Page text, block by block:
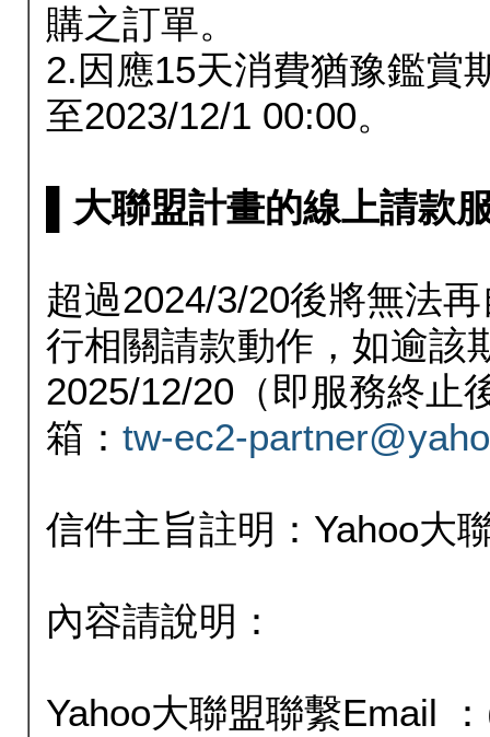
購之訂單。
2.因應15天消費猶豫鑑賞
至2023/12/1 00:00。
▌大聯盟計畫的線上請款
超過2024/3/20後將無法
行相關請款動作，如逾該
2025/12/20（即服務終止
箱： tw-ec2-
信件主旨註明：Yahoo大
內容請說明：
Yahoo大聯盟聯繫Email